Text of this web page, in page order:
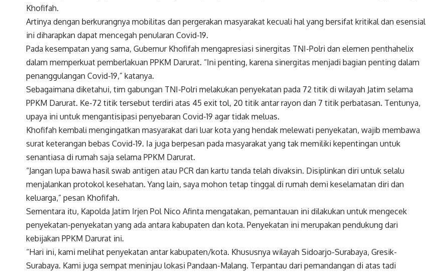
Khofifah.
Artinya dengan berkurangnya mobilitas dan pergerakan masyarakat kecuali hal yang bersifat kritikal dan esensial
ini diharapkan dapat mencegah penularan Covid-19.
Pada kesempatan yang sama, Gubernur Khofifah mengapresiasi sinergitas TNI-Polri dan elemen penthahelix
dalam memperkuat pemberlakuan PPKM Darurat. “Ini penting, karena sinergitas menjadi bagian penting dalam
penanggulangan Covid-19,” katanya.
Sebagaimana diketahui, tim gabungan TNI-Polri melakukan penyekatan pada 72 titik di wilayah Jatim selama
PPKM Darurat. Ke-72 titik tersebut terdiri atas 45 exit tol, 20 titik antar rayon dan 7 titik perbatasan. Tentunya,
upaya ini untuk mengantisipasi penyebaran Covid-19 agar tidak meluas.
Khofifah kembali mengingatkan masyarakat dari luar kota yang hendak melewati penyekatan, wajib membawa
surat keterangan bebas Covid-19. Ia juga berpesan pada masyarakat yang tak memiliki kepentingan untuk
senantiasa di rumah saja selama PPKM Darurat.
“Jangan lupa bawa hasil swab antigen atau PCR dan kartu tanda telah divaksin. Disiplinkan diri untuk selalu
menjalankan protokol kesehatan. Yang lain, saya mohon tetap tinggal di rumah demi keselamatan diri dan
keluarga,” pesan Khofifah.
Sementara itu, Kapolda Jatim Irjen Pol Nico Afinta mengatakan, pemantauan ini dilakukan untuk mengecek
penyekatan-penyekatan yang ada antara kabupaten dan kota. Penyekatan ini merupakan pendukung dari
kebijakan PPKM Darurat ini.
“Hari ini, kami melihat penyekatan antar kabupaten/kota. Khususnya wilayah Sidoarjo-Surabaya, Gresik-
Surabaya. Kami juga sempat meninjau lokasi Pandaan-Malang. Terpantau dari pemandangan di atas tadi